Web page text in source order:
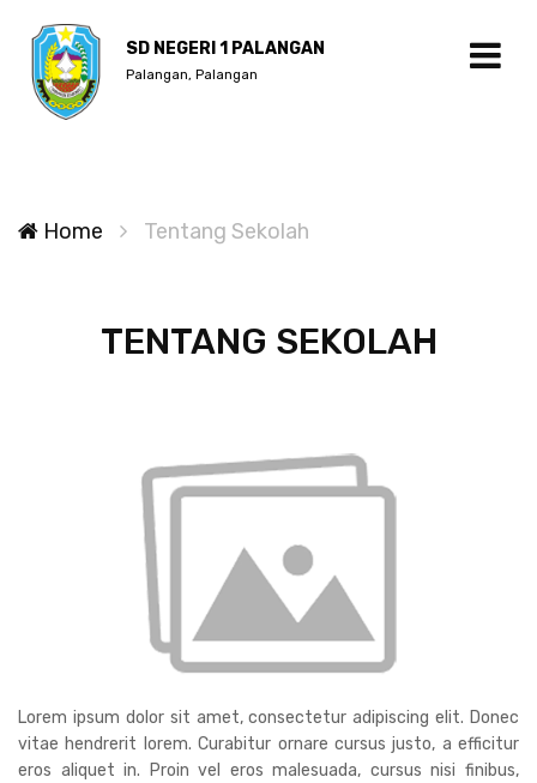
SD NEGERI 1 PALANGAN
Palangan, Palangan
Home Tentang Sekolah
TENTANG SEKOLAH
Lorem ipsum dolor sit amet, consectetur adipiscing elit. Donec
vitae hendrerit lorem. Curabitur ornare cursus justo, a efficitur
eros aliquet in. Proin vel eros malesuada, cursus nisi finibus,